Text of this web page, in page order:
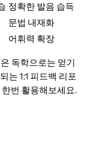
정확한 발음 습득
문법 내재화
어휘력 확장
독학으로는 얻기
는 1:1 피드백 리포
번 활용해보세요.